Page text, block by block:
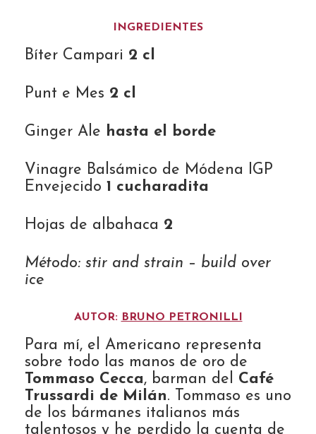
INGREDIENTES
Bíter Campari 2 cl
Punt e Mes 2 cl
Ginger Ale hasta el borde
Vinagre Balsámico de Módena IGP
Envejecido 1 cucharadita
Hojas de albahaca 2
Método: stir and strain – build over
ice
AUTOR: BRUNO PETRONILLI
Para mí, el Americano representa
sobre todo las manos de oro de
Tommaso Cecca, barman del Café
Trussardi de Milán. Tommaso es uno
de los bármanes italianos más
talentosos y he perdido la cuenta de